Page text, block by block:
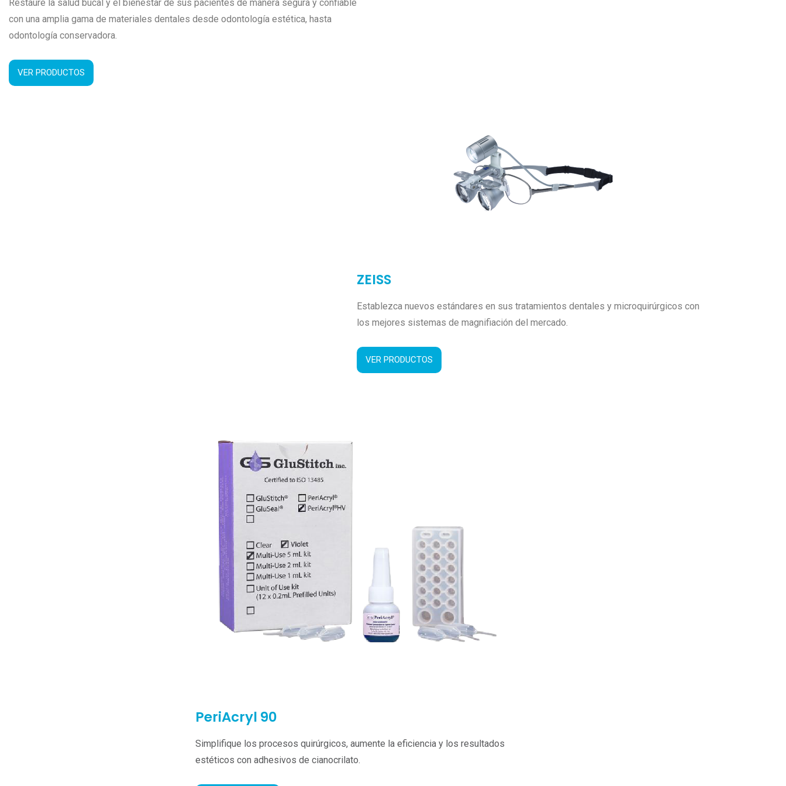
Restaure la salud bucal y el bienestar de sus pacientes de manera segura y confiable
con una amplia gama de materiales dentales desde odontología estética, hasta
odontología conservadora.
VER PRODUCTOS
ZEISS
Establezca nuevos estándares en sus tratamientos dentales y microquirúrgicos con
los mejores sistemas de magnifiación del mercado.
VER PRODUCTOS
PeriAcryl 90
Simplifique los procesos quirúrgicos, aumente la eficiencia y los resultados
estéticos con adhesivos de cianocrilato.